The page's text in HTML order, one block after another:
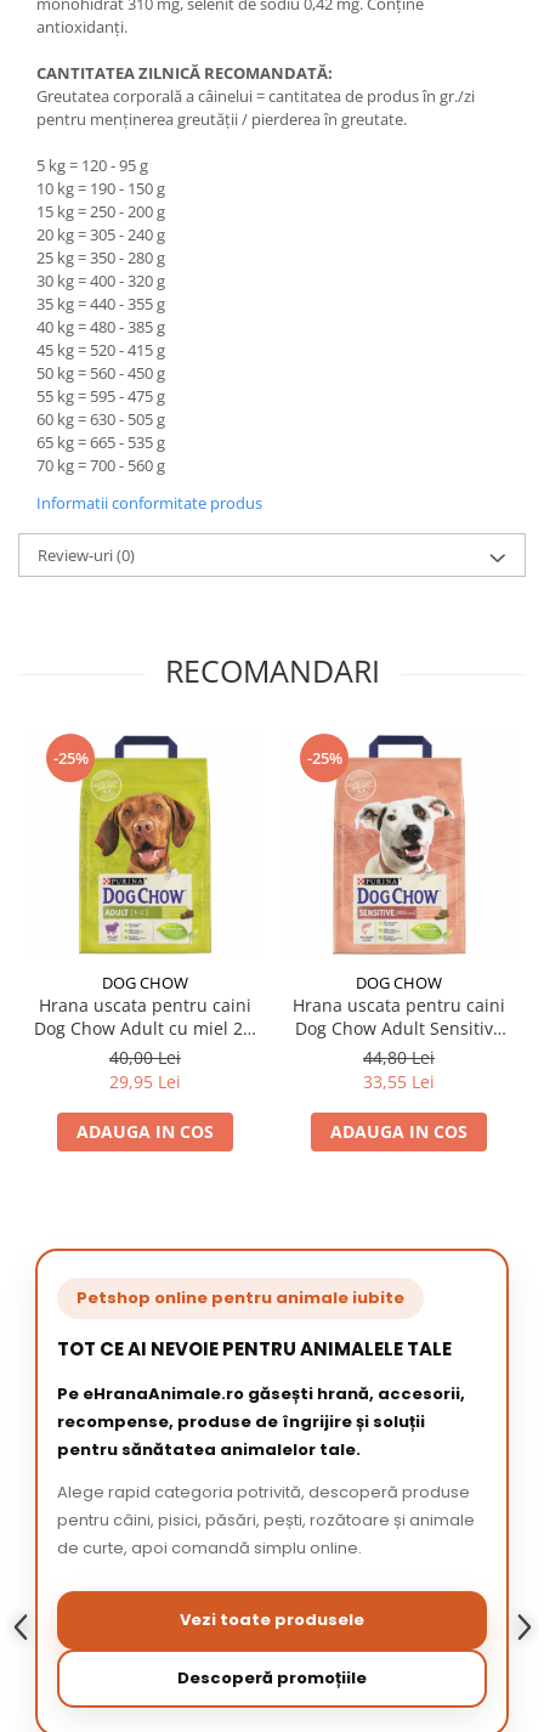
antioxidanţi.
CANTITATEA ZILNICĂ RECOMANDATĂ:
Greutatea corporală a câinelui = cantitatea de produs în gr./zi
pentru menţinerea greutăţii / pierderea în greutate.
5 kg = 120 - 95 g
10 kg = 190 - 150 g
15 kg = 250 - 200 g
20 kg = 305 - 240 g
25 kg = 350 - 280 g
30 kg = 400 - 320 g
35 kg = 440 - 355 g
40 kg = 480 - 385 g
45 kg = 520 - 415 g
50 kg = 560 - 450 g
55 kg = 595 - 475 g
60 kg = 630 - 505 g
65 kg = 665 - 535 g
70 kg = 700 - 560 g
Informatii conformitate produs
Review-uri(0)
RECOMANDARI
-25%
DOG CHOW
Hrana uscata pentru caini
Dog Chow Adult cu miel 2,5
kg
40,00 Lei
29,95 Lei
ADAUGA IN COS
-25%
DOG CHOW
Hrana uscata pentru caini
Dog Chow Adult Sensitive
cu somon 2,5 kg
44,80 Lei
33,55 Lei
ADAUGA IN COS
Petshop online pentru animale iubite
TOT CE AI NEVOIE PENTRU ANIMALELE TALE
Pe eHranaAnimale.ro găsești hrană, accesorii,
recompense, produse de îngrijire și soluții
pentru sănătatea animalelor tale.
Alege rapid categoria potrivită, descoperă produse
pentru câini, pisici, păsări, pești, rozătoare și animale
de curte, apoi comandă simplu online.
Vezi toate produsele
Descoperă promoțiile